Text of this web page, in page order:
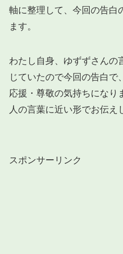
軸に整理して、今回の告白
ます。
わたし自身、ゆずずさんの
じていたので今回の告白で
応援・尊敬の気持ちになり
人の言葉に近い形でお伝え
スポンサーリンク